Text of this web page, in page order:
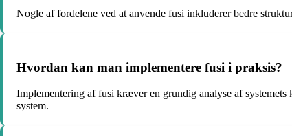
Nogle af fordelene ved at anvende fusi inkluderer bedre
Hvordan kan man implementere fusi i praksis?
Implementering af fusi kræver en grundig analyse af
system.